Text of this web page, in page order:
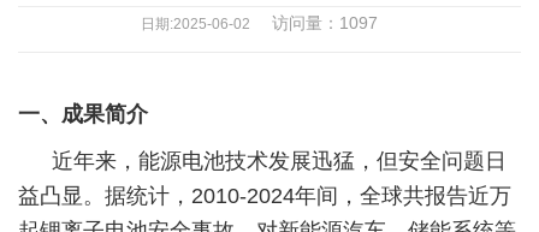
日期:2025-06-02 访问量： 1097
一、成果简介
近年来，能源电池技术发展迅猛，但安全问题日
益凸显。据统计，2010-2024年间，全球共报告近万